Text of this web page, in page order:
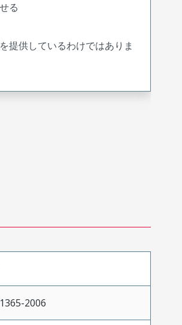
る
提供しているわけではありま
2006